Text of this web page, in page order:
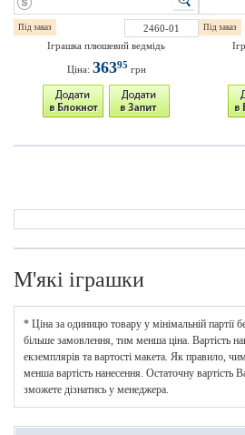
Під заказ
2460-01
Іграшка плюшевий ведмідь
Ціна: 36395 грн
Під заказ
М'які іграшки
* Ціна за одиницю товару у мінімальній партії
більше замовлення, тим менша ціна. Вартість
екземплярів та вартості макета. Як правило,
менша вартість нанесення. Остаточну
зможете дізнатись у менеджера.